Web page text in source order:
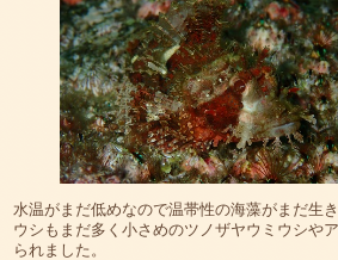
水温がまだ低めなので温帯性の海藻がまだ生
ウシもまだ多く小さめのツノザヤウミウシや
られました。